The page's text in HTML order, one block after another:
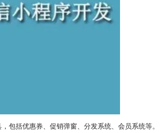
包括优惠券、促销弹窗、分发系统、会员系统等。